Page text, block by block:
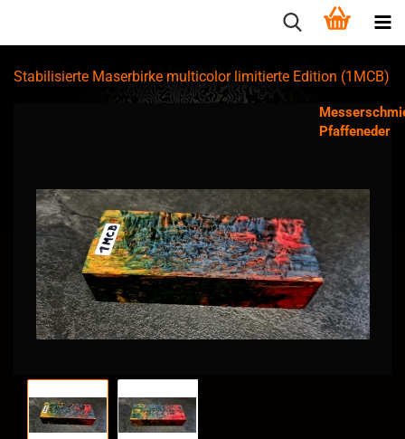
Stabilisierte Maserbirke multicolor limitierte Edition (1MCB)
Pfaffeneder